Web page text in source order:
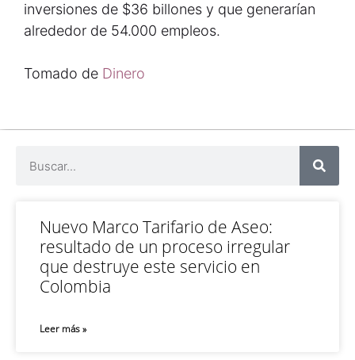
inversiones de $36 billones y que generarían
alrededor de 54.000 empleos.
Tomado de Dinero
Nuevo Marco Tarifario de Aseo:
resultado de un proceso irregular
que destruye este servicio en
Colombia
Leer más »